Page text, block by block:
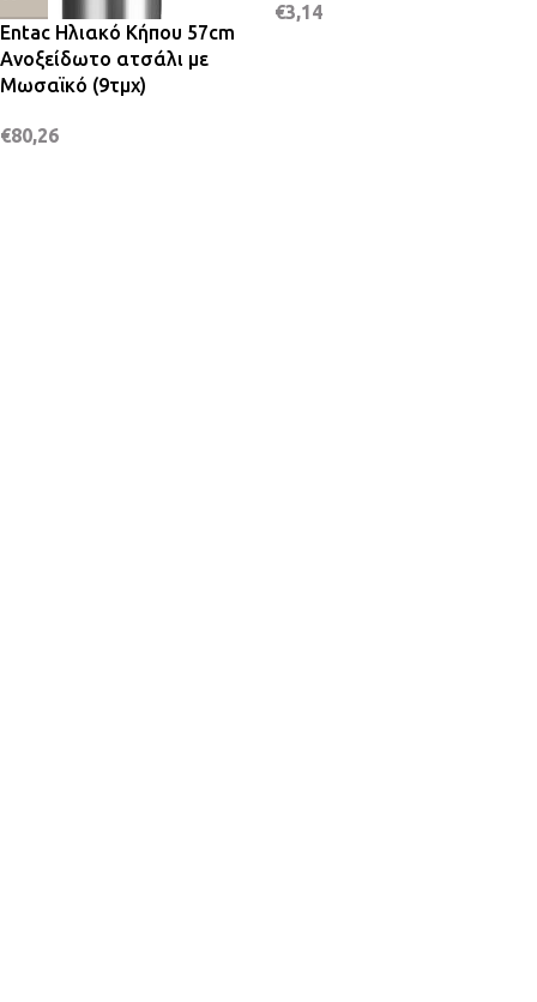
Entac Ηλιακό Κήπου 57cm
Ανοξείδωτο ατσάλι με
Μωσαϊκό (9τμχ)
€80,26
€3,14